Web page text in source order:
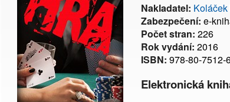
Nakladatel:
Zabezpečení: e-
Počet stran: 226
Rok vydání: 2016
ISBN: 978-80-7512-
Elektronická